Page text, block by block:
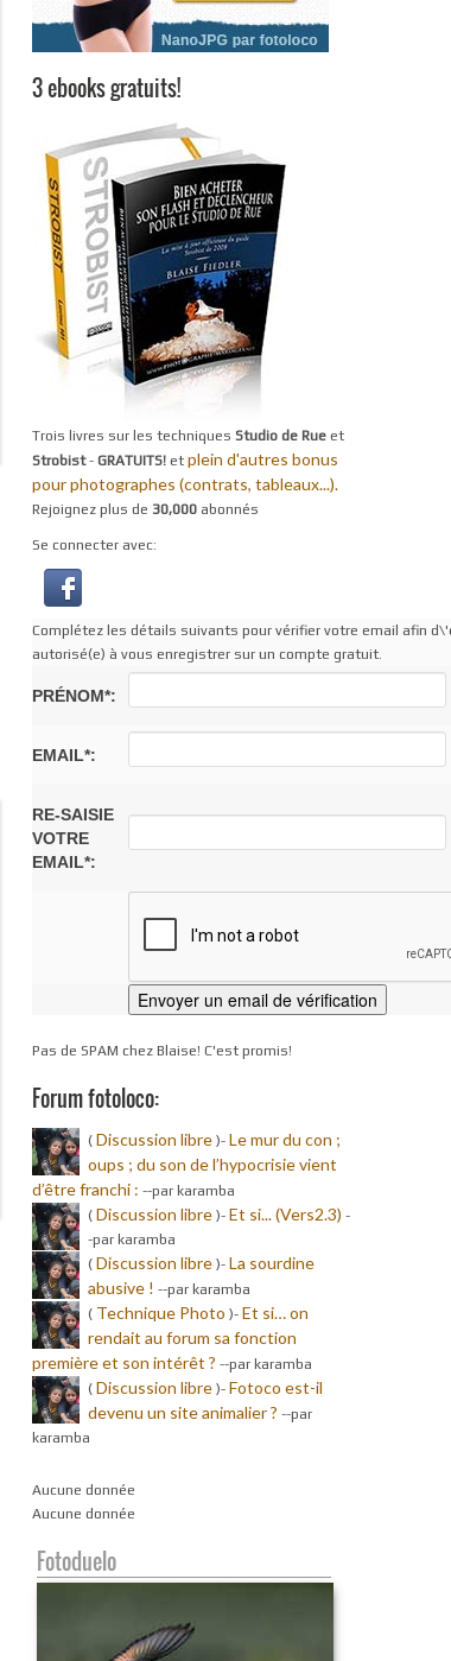
3 ebooks gratuits!
Trois livres sur les techniques Studio de Rueet
Strobist- GRATUITS! et plein d'autres bonus
pour photographes (contrats, tableaux...).
Rejoignez plus de 30,000abonnés
Se connecter avec:
Complétez les détails suivants pour vérifier votre email afin
autorisé(e) à vous enregistrer sur un compte gratuit.
PRÉNOM*:
EMAIL*:
RE-SAISIE
VOTRE
EMAIL*:
Pas de SPAM chez Blaise! C'est promis!
Forum fotoloco:
( Discussion libre)- Le mur du con ;
oups ; du son de l’hypocrisie vient
d’être franchi : --par karamba
( Discussion libre)- Et si... (Vers2.3) -
-par karamba
( Discussion libre)- La sourdine
abusive ! --par karamba
( Technique Photo )- Et si… on
rendait au forum sa fonction
première et son intérêt ? --par karamba
( Discussion libre)- Fotoco est-il
devenu un site animalier ? --par
karamba
Aucune donnée
Aucune donnée
Fotoduelo